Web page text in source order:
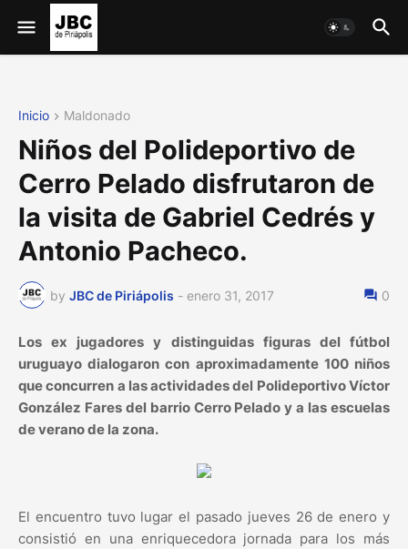
Inicio Maldonado
Niños del Polideportivo de
Cerro Pelado disfrutaron de
la visita de Gabriel Cedrés y
Antonio Pacheco.
by JBC de Piriápolis - enero 31, 2017 0
Los ex jugadores y distinguidas figuras del fútbol
uruguayo dialogaron con aproximadamente 100 niños
que concurren a las actividades del Polideportivo Víctor
González Fares del barrio Cerro Pelado y a las escuelas
de verano de la zona.
El encuentro tuvo lugar el pasado jueves 26 de enero y
consistió en una enriquecedora jornada para los más